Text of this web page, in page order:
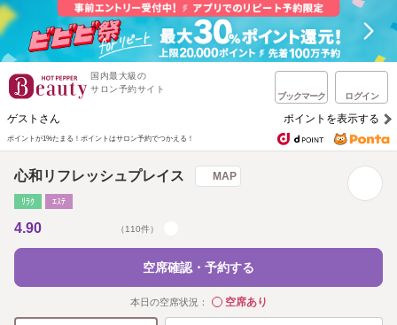
国内最大級の
サロン予約サイト
ブックマーク ログイン
ゲストさん ポイントを表示する
ポイントが1%たまる！ ポイントはサロン予約でつかえる！
心和リフレッシュプレイス MAP
ﾘﾗｸ ｴｽﾃ
4.90 （110件）
空席確認・予約する
本日の空席状況： ◯空席あり